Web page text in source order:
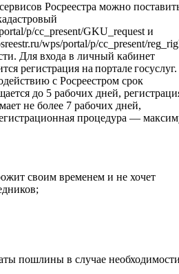
Росреестра можно
p/cc_present/GKU_request и
wps/portal/p/cc_present/
Для входа в личный кабинет
регистрация на портале госуслуг.
с Росреестром срок
до 5 рабочих дней,
не более 7 рабочих дней,
процедура —
своим временем и не хочет
пошлины в случае